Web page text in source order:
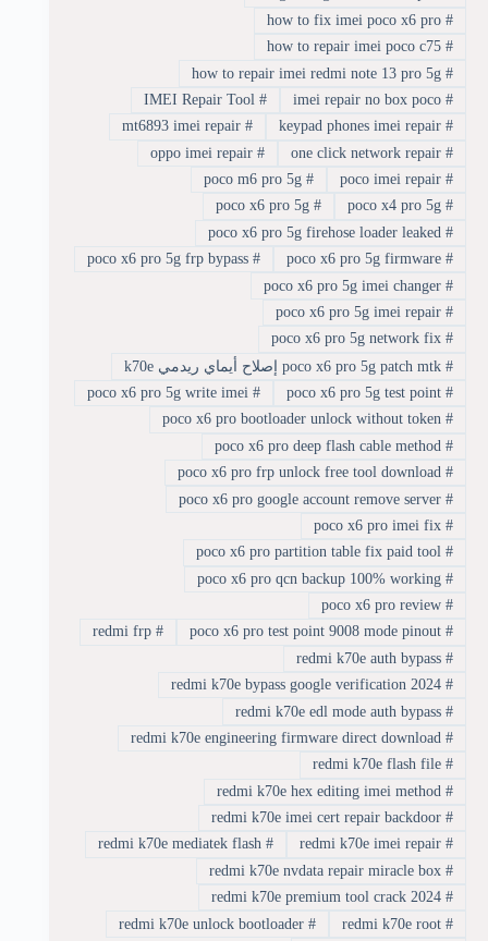
#
how to fix imei poco x6 pro
#
how to repair imei poco c75
#
how to repair imei redmi note 13 pro 5g
#
imei repair no box poco
#
IMEI Repair Tool
#
keypad phones imei repair
#
mt6893 imei repair
#
one click network repair
#
oppo imei repair
#
poco imei repair
#
poco m6 pro 5g
#
poco x4 pro 5g
#
poco x6 pro 5g
#
poco x6 pro 5g firehose loader leaked
#
poco x6 pro 5g firmware
#
poco x6 pro 5g frp bypass
#
poco x6 pro 5g imei changer
#
poco x6 pro 5g imei repair
#
poco x6 pro 5g network fix
#poco x6 pro 5g patch mtk إصلاح أيماي ريدمي k70e
#
poco x6 pro 5g test point
#
poco x6 pro 5g write imei
#
poco x6 pro bootloader unlock without token
#
poco x6 pro deep flash cable method
#
poco x6 pro frp unlock free tool download
#
poco x6 pro google account remove server
#
poco x6 pro imei fix
#
poco x6 pro partition table fix paid tool
#
poco x6 pro qcn backup 100% working
#
poco x6 pro review
#
poco x6 pro test point 9008 mode pinout
#
redmi frp
#
redmi k70e auth bypass
#
redmi k70e bypass google verification 2024
#
redmi k70e edl mode auth bypass
#
redmi k70e engineering firmware direct download
#
redmi k70e flash file
#
redmi k70e hex editing imei method
#
redmi k70e imei cert repair backdoor
#
redmi k70e imei repair
#
redmi k70e mediatek flash
#
redmi k70e nvdata repair miracle box
#
redmi k70e premium tool crack 2024
#
redmi k70e root
#
redmi k70e unlock bootloader